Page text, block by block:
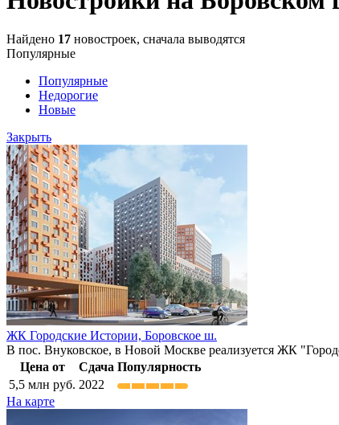
Найдено 17 новостроек, сначала выводятся
Популярные
Популярные
Недорогие
Новые
Закрыть
ЖК Городские Истории, Боровское ш.
В пос. Внуковское, в Новой Москве реализуется ЖК
Цена от
Сдача Популярность
5,5 млн руб. 2022
На карте